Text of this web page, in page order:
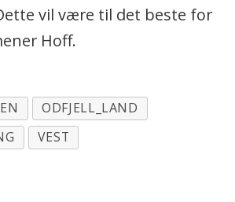
vil være til det beste for
Hoff.
ODFJELL_LAND
VEST